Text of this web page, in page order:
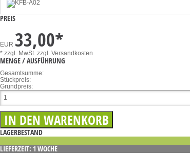
PREIS
EUR 33,00*
* zzgl. MwSt. zzgl. Versandkosten
MENGE / AUSFÜHRUNG
Gesamtsumme:
Stückpreis:
Grundpreis:
LAGERBESTAND
LIEFERZEIT: 1 WOCHE